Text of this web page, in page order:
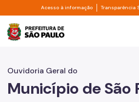
Pular para o Conteúdo principal
Acesso à informação Divisor de
Transparência
Prefeitura de
Ouvidoria Geral do
Município de São